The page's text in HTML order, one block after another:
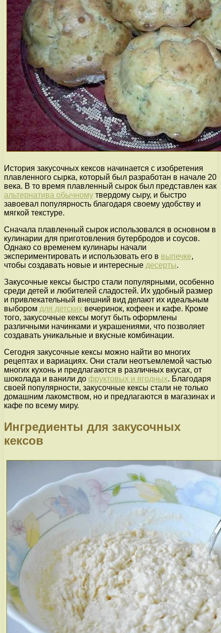
История закусочных кексов начинается с изобретения
плавленного сырка, который был разработан в начале 20
века. В то время плавленный сырок был представлен как
альтернатива обычному твердому сыру, и быстро
завоевал популярность благодаря своему удобству и
мягкой текстуре.
Сначала плавленный сырок использовался в основном в
кулинарии для приготовления бутербродов и соусов.
Однако со временем кулинары начали
экспериментировать и использовать его в выпечке,
чтобы создавать новые и интересные десерты.
Закусочные кексы быстро стали популярными, особенно
среди детей и любителей сладостей. Их удобный размер
и привлекательный внешний вид делают их идеальным
выбором для детских вечеринок, кофеен и кафе. Кроме
того, закусочные кексы могут быть оформлены
различными начинками и украшениями, что позволяет
создавать уникальные и вкусные комбинации.
Сегодня закусочные кексы можно найти во многих
рецептах и вариациях. Они стали неотъемлемой частью
многих кухонь и предлагаются в различных вкусах, от
шоколада и ванили до фруктовых и ягодных. Благодаря
своей популярности, закусочные кексы стали не только
домашним лакомством, но и предлагаются в магазинах и
кафе по всему миру.
Ингредиенты для закусочных
кексов